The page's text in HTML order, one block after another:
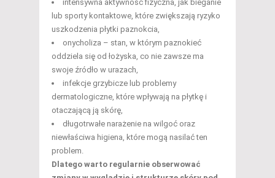
intensywna aktywność fizyczna, jak bieganie
lub sporty kontaktowe, które zwiększają ryzyko
uszkodzenia płytki paznokcia,
onycholiza – stan, w którym paznokieć
oddziela się od łożyska, co nie zawsze ma
swoje źródło w urazach,
infekcje grzybicze lub problemy
dermatologiczne, które wpływają na płytkę i
otaczającą ją skórę,
długotrwałe narażenie na wilgoć oraz
niewłaściwa higiena, które mogą nasilać ten
problem.
Dlatego warto regularnie obserwować